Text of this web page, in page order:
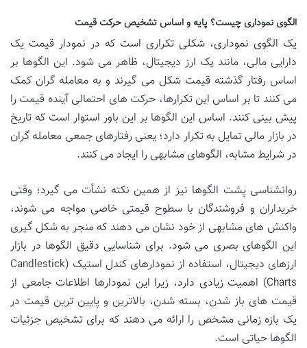
الگوی نموداری چیست؟ پایه و اساس تشخیص حرکت قیمت
یک الگوی نموداری، شکلی تکراری است که در نمودار قیمت یک
دارایی مالی، مانند یک ارز دیجیتال، ظاهر می شود. این الگوها بر
اساس رفتار گذشته قیمت شکل می گیرند و به معامله گران کمک
می کنند تا بر اساس این تکرارها، حرکت های احتمالی آینده قیمت را
پیش بینی کنند. اساس این الگوها بر این باور استوار است که تاریخ
در بازار مالی تمایل به تکرار دارد؛ یعنی رفتارهای جمعی معامله گران
در شرایط مشابه، الگوهای مشابهی را ایجاد می کنند.
روانشناسی پشت الگوها نیز از همین نکته نشأت می گیرد؛ وقتی
خریداران و فروشندگان با سطوح قیمتی خاصی مواجه می شوند،
واکنش های مشابهی از خود نشان می دهند که منجر به شکل گیری
این الگوهای بصری می شود. برای شناسایی دقیق الگوها در بازار
ارزهای دیجیتال، استفاده از نمودارهای کندل استیک (Candlestick
Charts) اهمیت زیادی دارد، زیرا این نمودارها اطلاعات جامعی از
قیمت های باز شدن، بسته شدن، بالاترین و پایین ترین قیمت در
یک بازه زمانی مشخص را ارائه می دهند که برای تشخیص جزئیات
الگوها حیاتی است.